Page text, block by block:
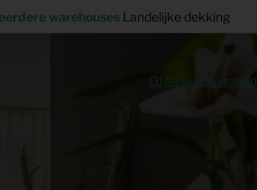
warehouses Landelijke dekking
Offerte aanvragen